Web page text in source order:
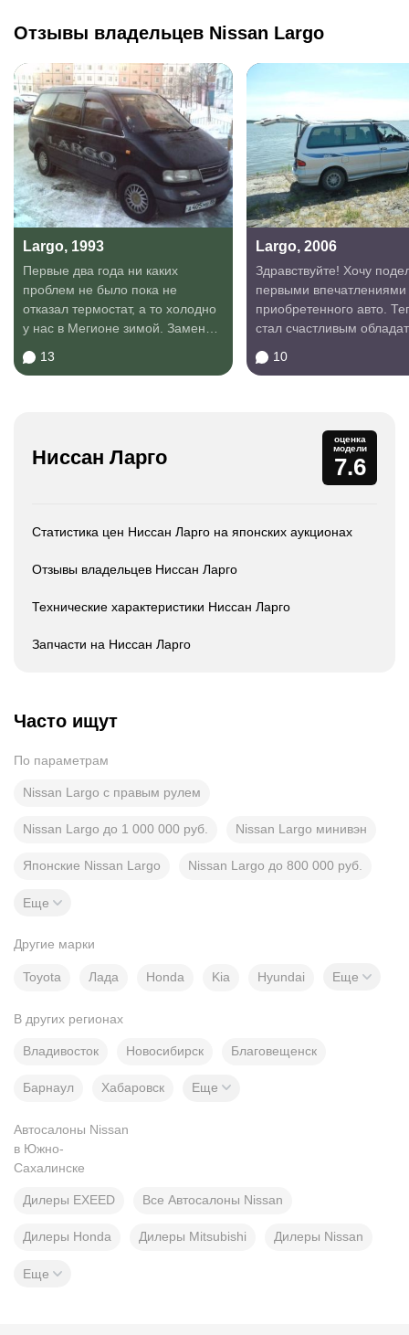
Отзывы владельцев Nissan Largo
Largo, 1993
Первые два года ни каких
проблем не было пока не
отказал термостат, а то холодно
у нас в Мегионе зимой. Заменил
13
Largo, 2006
Здравствуйте! Хочу
первыми впечатлениями
приобретенного авто.
стал счастливым
10
Ниссан Ларго
оценка
модели
7.6
Статистика цен Ниссан Ларго на японских аукционах
Отзывы владельцев Ниссан Ларго
Технические характеристики Ниссан Ларго
Запчасти на Ниссан Ларго
Часто ищут
По параметрам
Nissan Largo с правым рулем
Nissan Largo до 1 000 000 руб. Nissan Largo минивэн
Японские Nissan Largo Nissan Largo до 800 000 руб.
Еще
Другие марки
Toyota Лада Honda Kia Hyundai Еще
В других регионах
Владивосток Новосибирск Благовещенск
Барнаул Хабаровск Еще
Автосалоны Nissan
в Южно-
Сахалинске
Дилеры EXEED Все Автосалоны Nissan
Дилеры Honda Дилеры Mitsubishi Дилеры Nissan
Еще